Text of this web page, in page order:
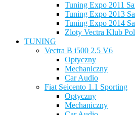
Tuning Expo 2011
Tuning Expo 2013
Tuning Expo 2014
Zloty Vectra Klub
TUNING
Vectra B i500 2.5 V6
Optyczny
Mechaniczny
Car Audio
Fiat Seicento 1.1 Sporting
Optyczny
Mechaniczny